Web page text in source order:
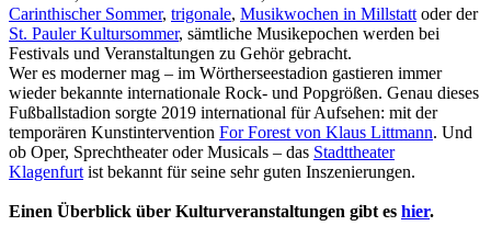
Carinthischer Sommer, trigonale, Musikwochen in Millstatt oder der
St. Pauler Kultursommer, sämtliche Musikepochen werden bei
Festivals und Veranstaltungen zu Gehör gebracht.
Wer es moderner mag – im Wörtherseestadion gastieren immer
wieder bekannte internationale Rock- und Popgrößen. Genau dieses
Fußballstadion sorgte 2019 international für Aufsehen: mit der
temporären Kunstintervention For Forest von Klaus Littmann. Und
ob Oper, Sprechtheater oder Musicals – das Stadttheater
Klagenfurt ist bekannt für seine sehr guten Inszenierungen.
Einen Überblick über Kulturveranstaltungen gibt es hier.